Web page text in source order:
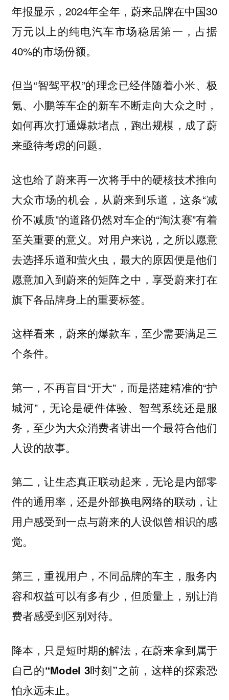
年报显示，2024年全年，蔚来品牌在中国30
万元以上的纯电汽车市场稳居第一，占据
40%的市场份额。
但当“智驾平权”的理念已经伴随着小米、极
氪、小鹏等车企的新车不断走向大众之时，
如何再次打通爆款堵点，跑出规模，成了蔚
来亟待考虑的问题。
这也给了蔚来再一次将手中的硬核技术推向
大众市场的机会，从蔚来到乐道，这条“减
价不减质”的道路仍然对车企的“淘汰赛”有着
至关重要的意义。 对用户来说，之所以愿意
去选择乐道和萤火虫，最大的原因便是他们
愿意加入到蔚来的矩阵之中，享受蔚来打在
旗下各品牌身上的重要标签。
这样看来，蔚来的爆款车，至少需要满足三
个条件。
第一，不再盲目“开大”，而是搭建精准的“护
城河”，无论是硬件体验、智驾系统还是服
务，至少为大众消费者讲出一个最符合他们
人设的故事。
第二，让生态真正联动起来，无论是内部零
件的通用率，还是外部换电网络的联动，让
用户感受到一点与蔚来的人设似曾相识的感
觉。
第三，重视用户，不同品牌的车主，服务内
容和权益可以有多有少，但质量上，别让消
费者感受到区别对待。
降本，只是短时期的解法，在蔚来拿到属于
自己的“Model 3时刻”之前，这样的探索恐
怕永远未止。